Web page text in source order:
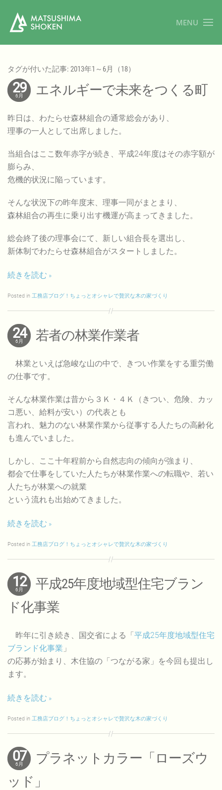
MENU
タグが付いた記事: 2013年1～6月（18）
29
6月 エネルギーで未来をつくる町
昨日は、わたらせ森林組合の通常総会があり、
理事の一人として出席しました。
当組合はここ数年赤字が続き、平成24年度はその赤字額が
膨らみ、
危機的状況に陥っています。
そんな状況下の昨年度末、理事一同がまとまり、
森林組合の再生に乗り出す機運が高まってきました。
総会終了後の理事会にて、新しい組合長を選出し、
新体制でわたらせ森林組合がスタートしました。
続きを読む
Posted in 工務店ブログ！ちょっとオシャレで贅沢な木の家づくり
24
6月 若者の林業作業者
林業といえば急峻な山の中で、きつい作業をする重労働
の仕事です。
そんな林業作業は昔から３Ｋ・４Ｋ（きつい、危険、カッ
コ悪い、給料が安い）の代表とも
言われ、魅力のない林業作業から従事する人たちの高齢化
も進んでいました。
しかし、ここ十年程前から自然志向の傾向が強まり、
都会で仕事をしていた人たちが林業作業への転職や、若い
人たちが林業への就業
という流れも出始めてきました。
続きを読む
Posted in 工務店ブログ！ちょっとオシャレで贅沢な木の家づくり
12
6月
平成25年度地域型住宅ブラン
ド化事業
昨年に引き続き、国交省による「平成25年度地域型住宅
ブランド化事業 」
の応募が始まり、木住協の「つながる家」を今回も提出し
ます。
続きを読む
Posted in 工務店ブログ！ちょっとオシャレで贅沢な木の家づくり
07
6月
プラネットカラー「ローズウ
ッド」